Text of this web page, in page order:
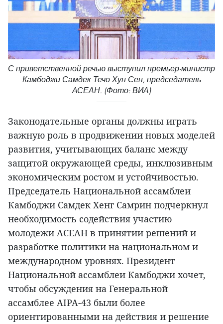
С приветственной речью выступил премьер-министр
Камбоджи Самдек Течо Хун Сен, председатель
АСЕАН. (Фото: ВИА)
Законодательные органы должны играть
важную роль в продвижении новых моделей
развития, учитывающих баланс между
защитой окружающей среды, инклюзивным
экономическим ростом и устойчивостью.
Председатель Национальной ассамблеи
Камбоджи Самдек Хенг Самрин подчеркнул
необходимость содействия участию
молодежи АСЕАН в принятии решений и
разработке политики на национальном и
международном уровнях. Президент
Национальной ассамблеи Камбоджи хочет,
чтобы обсуждения на Генеральной
ассамблее AIPA-43 были более
ориентированными на действия и решение